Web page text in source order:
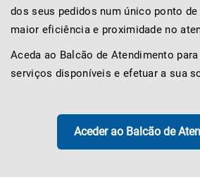
dos seus pedidos num único ponto
maior eficiência e proximidade no
Aceda ao Balcão de Atendimento
serviços disponíveis e efetuar a sua
Aceder ao Balcão de